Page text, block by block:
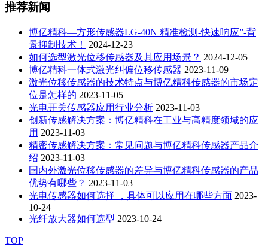
推荐新闻
博亿精科—方形传感器LG-40N 精准检测-快速响应”-背
景抑制技术！
2024-12-23
如何选型激光位移传感器及其应用场景？ 2024-12-05
博亿精科一体式激光纠偏位移传感器 2023-11-09
激光位移传感器的技术特点与博亿精科传感器的市场定
位是怎样的 2023-11-05
光电开关传感器应用行业分析 2023-11-03
创新传感解决方案：博亿精科在工业与高精度领域的应
用 2023-11-03
精密传感解决方案：常见问题与博亿精科传感器产品介
绍 2023-11-03
国内外激光位移传感器的差异与博亿精科传感器的产品
优势有哪些？ 2023-11-03
光电传感器如何选择 ，具体可以应用在哪些方面 2023-
10-24
光纤放大器如何选型 2023-10-24
TOP